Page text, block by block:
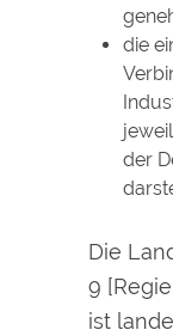
die
der
Die
9
ist